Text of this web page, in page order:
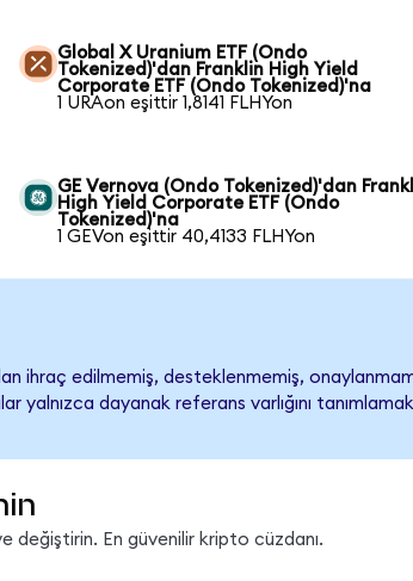
Global X Uranium ETF (Ondo
Tokenized)'dan Franklin High Yield
Corporate ETF (Ondo Tokenized)'na
1 URAon eşittir 1,8141 FLHYon
GE Vernova (Ondo Tokenized)'dan
High Yield Corporate ETF (Ondo
Tokenized)'na
1 GEVon eşittir 40,4133 FLHYon
ihraç edilmemiş, desteklenmemiş,
dayanak referans varlığını
değiştirin. En güvenilir kripto cüzdanı.